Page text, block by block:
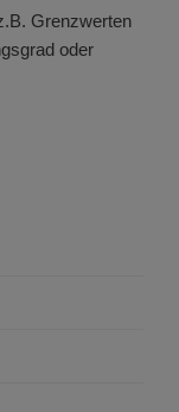
Grenzwerten
oder